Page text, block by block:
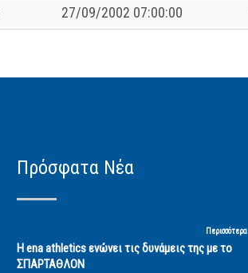
27/09/2002 07:00:00
Πρόσφατα Νέα
Περισσότερα
Η ena athletics ενώνει τις δυνάμεις της με το
ΣΠΑΡΤΑΘΛΟΝ